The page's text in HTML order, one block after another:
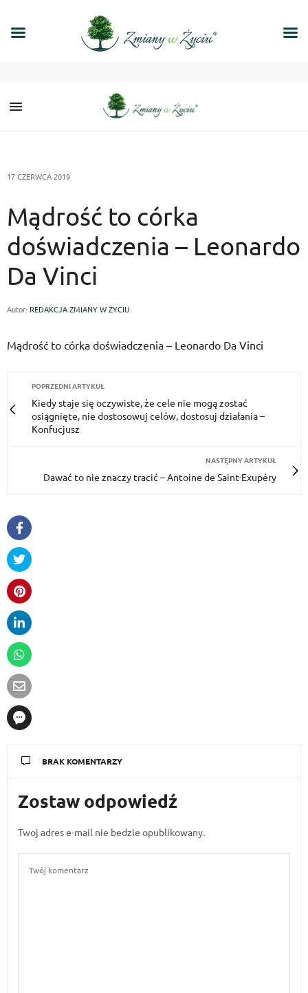
17 CZERWCA 2019
Mądrość to córka
doświadczenia – Leonardo
Da Vinci
Autor: REDAKCJA ZMIANY W ŻYCIU
Mądrość to córka doświadczenia – Leonardo Da Vinci
POPRZEDNI ARTYKUŁ
Kiedy staje się oczywiste, że cele nie mogą zostać
osiągnięte, nie dostosowuj celów, dostosuj działania –
Konfucjusz
NASTĘPNY ARTYKUŁ
Dawać to nie znaczy tracić – Antoine de Saint-Exupéry
BRAK KOMENTARZY
Zostaw odpowiedź
Twoj adres e-mail nie bedzie opublikowany.